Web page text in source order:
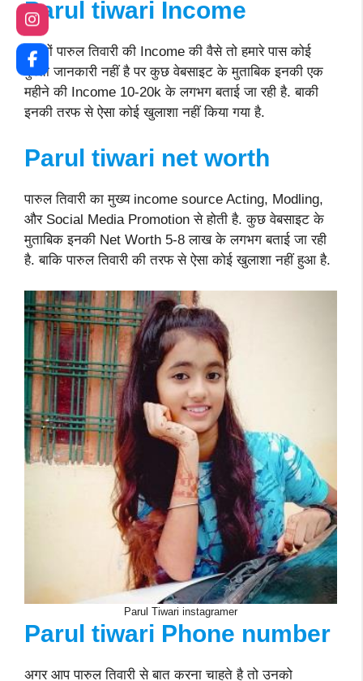
Parul tiwari Income
दोस्तों पारुल तिवारी की Income की वैसे तो हमारे पास कोई
पुख्ता जानकारी नहीं है पर कुछ वेबसाइट के मुताबिक इनकी एक
महीने की Income 10-20k के लगभग बताई जा रही है. बाकी
इनकी तरफ से ऐसा कोई खुलाशा नहीं किया गया है.
Parul tiwari net worth
पारुल तिवारी का मुख्य income source Acting, Modling,
और Social Media Promotion से होती है. कुछ वेबसाइट के
मुताबिक इनकी Net Worth 5-8 लाख के लगभग बताई जा रही
है. बाकि पारुल तिवारी की तरफ से ऐसा कोई खुलाशा नहीं हुआ है.
Parul Tiwari instagramer
Parul tiwari Phone number
अगर आप पारुल तिवारी से बात करना चाहते है तो उनको